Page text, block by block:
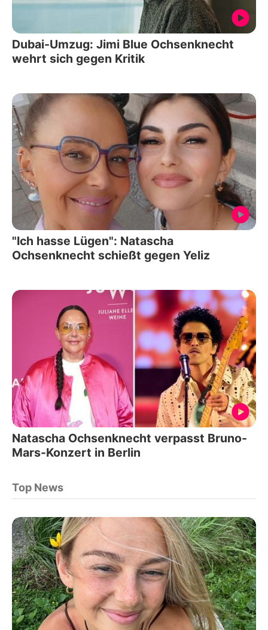
Dubai-Umzug: Jimi Blue Ochsenknecht
wehrt sich gegen Kritik
"Ich hasse Lügen": Natascha
Ochsenknecht schießt gegen Yeliz
Natascha Ochsenknecht verpasst Bruno-
Mars-Konzert in Berlin
Top News